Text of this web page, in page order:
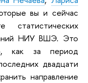
вы и сейчас
НИУ ВШЭ. Это
как за период
двадцати
направление